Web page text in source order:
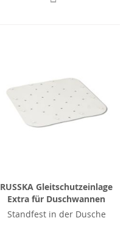
RUSSKA Gleitschutzeinlage
Extra für Duschwannen
Standfest in der Dusche